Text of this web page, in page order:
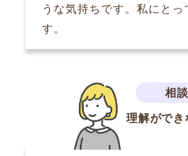
うな気持ちです。私にと
す。
理解ができ